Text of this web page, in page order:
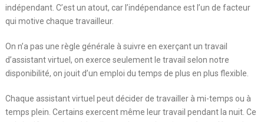
indépendant. C’est un atout, car l’indépendance est l’un de facteur
qui motive chaque travailleur.
On n’a pas une règle générale à suivre en exerçant un travail
d’assistant virtuel, on exerce seulement le travail selon notre
disponibilité, on jouit d’un emploi du temps de plus en plus flexible.
Chaque assistant virtuel peut décider de travailler à mi-temps ou à
temps plein. Certains exercent même leur travail pendant la nuit. Ce